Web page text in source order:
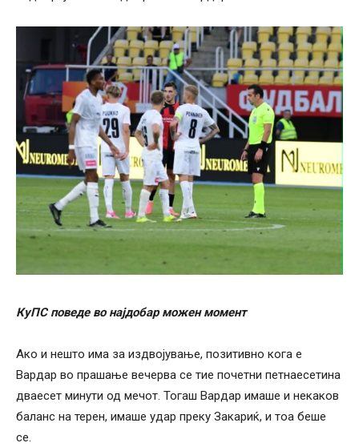
КуПС поведе во најдобар можен момент
Ако и нешто има за издвојување, позитивно кога е
Вардар во прашање вечерва се тие почетни петнаесетина
дваесет минути од мечот. Тогаш Вардар имаше и некаков
баланс на терен, имаше удар преку Закариќ, и тоа беше
се.